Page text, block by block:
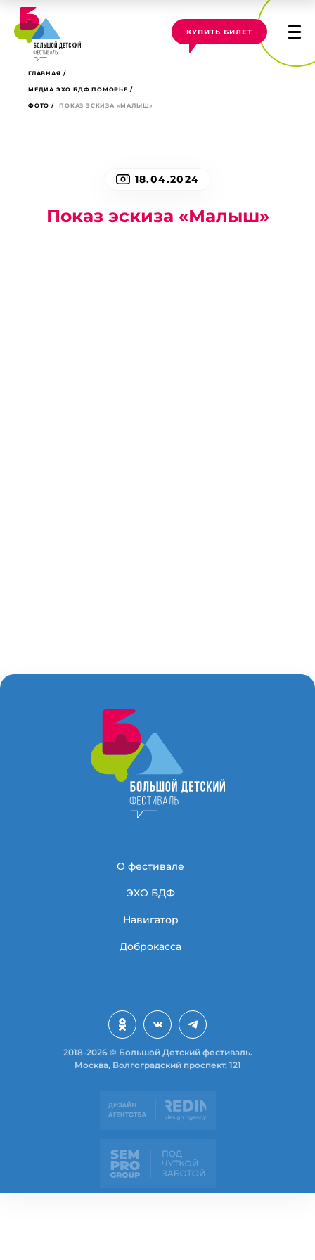
КУПИТЬ БИЛЕТ
ГЛАВНАЯ
МЕДИА ЭХО БДФ ПОМОРЬЕ
ФОТО ПОКАЗ ЭСКИЗА «МАЛЫШ»
18.04.2024
Показ эскиза «Малыш»
О фестивале
ЭХО БДФ
Навигатор
Доброкасса
2018-2026 © Большой Детский фестиваль.
Москва, Волгоградский проспект, 121